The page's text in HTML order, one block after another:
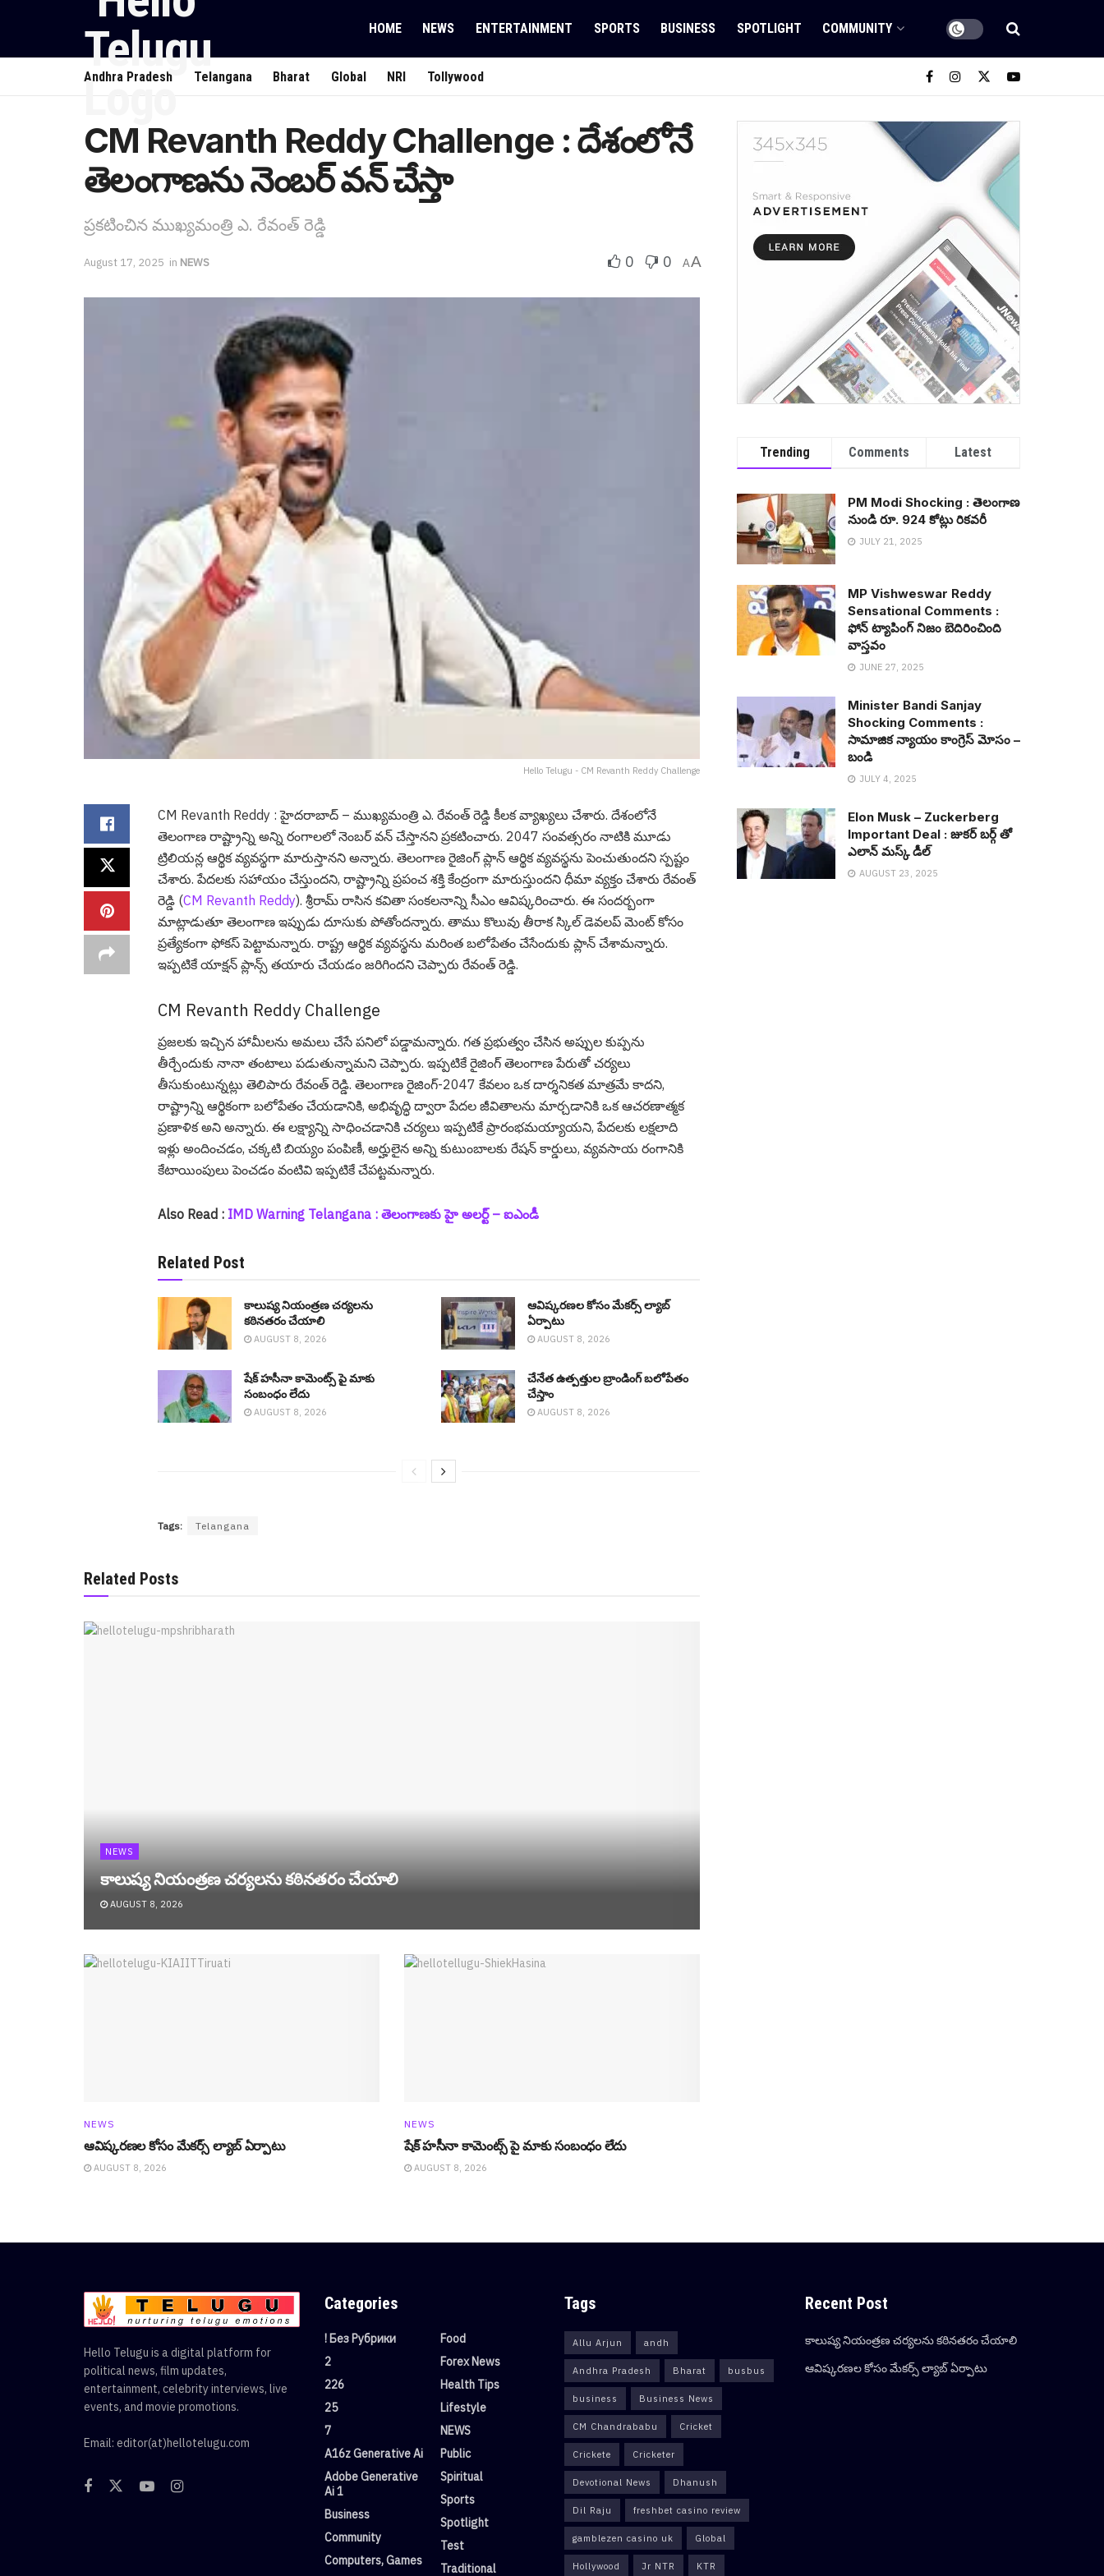
HOME NEWS ENTERTAINMENT SPORTS BUSINESS SPOTLIGHT COMMUNITY
Andhra Pradesh Telangana Bharat Global NRI Tollywood
CM Revanth Reddy Challenge : దేశంలోనే
తెలంగాణ‌ను నెంబ‌ర్ వ‌న్ చేస్తా
ప్ర‌క‌టించిన ముఖ్య‌మంత్రి ఎ. రేవంత్ రెడ్డి
August 17, 2025 in NEWS 0 0 AA
Hello Telugu - CM Revanth Reddy Challenge
CM Revanth Reddy : హైద‌రాబాద్ – ముఖ్య‌మంత్రి ఎ. రేవంత్ రెడ్డి కీల‌క వ్యాఖ్య‌లు చేశారు. దేశంలోనే
తెలంగాణ రాష్ట్రాన్ని అన్ని రంగాల‌లో నెంబ‌ర్ వ‌న్ చేస్తాన‌ని ప్ర‌క‌టించారు. 2047 సంవ‌త్స‌రం నాటికి మూడు
ట్రిలియ‌న్ల ఆర్థిక వ్య‌వ‌స్థ‌గా మారుస్తాన‌ని అన్నారు. తెలంగాణ రైజింగ్ ప్లాన్ ఆర్థిక వ్యవస్థను పెంచుతుందని స్ప‌ష్టం
చేశారు. పేదలకు సహాయం చేస్తుందని, రాష్ట్రాన్ని ప్రపంచ శక్తి కేంద్రంగా మారుస్తుందని ధీమా వ్య‌క్తం చేశారు రేవంత్
రెడ్డి (CM Revanth Reddy). శ్రీ‌రామ్ రాసిన కవితా సంక‌ల‌నాన్ని సీఎం ఆవిష్క‌రించారు. ఈ సంద‌ర్బంగా
మాట్లాడుతూ తెలంగాణ ఇప్పుడు దూసుకు పోతోంద‌న్నారు. తాము కొలువు తీరాక స్కిల్ డెవ‌ల‌ప్ మెంట్ కోసం
ప్ర‌త్యేకంగా ఫోక‌స్ పెట్టామ‌న్నారు. రాష్ట్ర ఆర్థిక వ్యవస్థను మ‌రింత బ‌లోపేతం చేసేందుకు ప్లాన్ చేశామ‌న్నారు.
ఇప్ప‌టికే యాక్ష‌న్ ప్లాన్స్ త‌యారు చేయ‌డం జ‌రిగింద‌ని చెప్పారు రేవంత్ రెడ్డి.
CM Revanth Reddy Challenge
ప్ర‌జ‌ల‌కు ఇచ్చిన హామీల‌ను అమ‌లు చేసే ప‌నిలో ప‌డ్డామ‌న్నారు. గ‌త ప్ర‌భుత్వం చేసిన అప్పుల కుప్ప‌ను
తీర్చేందుకు నానా తంటాలు ప‌డుతున్నామ‌ని చెప్పారు. ఇప్ప‌టికే రైజింగ్ తెలంగాణ పేరుతో చ‌ర్య‌లు
తీసుకుంటున్న‌ట్లు తెలిపారు రేవంత్ రెడ్డి. తెలంగాణ రైజింగ్-2047 కేవలం ఒక దార్శనికత మాత్రమే కాదని,
రాష్ట్రాన్ని ఆర్థికంగా బలోపేతం చేయడానికి, అభివృద్ధి ద్వారా పేదల జీవితాలను మార్చడానికి ఒక ఆచరణాత్మక
ప్రణాళిక అని అన్నారు. ఈ లక్ష్యాన్ని సాధించడానికి చర్యలు ఇప్పటికే ప్రారంభమయ్యాయని, పేదలకు లక్షలాది
ఇళ్లు అందించడం, చక్కటి బియ్యం పంపిణీ, అర్హులైన అన్ని కుటుంబాలకు రేషన్ కార్డులు, వ్యవసాయ రంగానికి
కేటాయింపులు పెంచడం వంటివి ఇప్ప‌టికే చేప‌ట్ట‌మ‌న్నారు.
Also Read : IMD Warning Telangana : తెలంగాణ‌కు హై అల‌ర్ట్ – ఐఎండీ
Related Post
కాలుష్య నియంత్రణ చర్యలను
కఠినతరం చేయాలి
AUGUST 8, 2026
ఆవిష్క‌ర‌ణ‌ల కోసం మేక‌ర్స్ ల్యాబ్
ఏర్పాటు
AUGUST 8, 2026
షేక్ హ‌సీనా కామెంట్స్ పై మాకు
సంబంధం లేదు
AUGUST 8, 2026
చేనేత ఉత్పత్తుల బ్రాండింగ్ బలోపేతం
చేస్తాం
AUGUST 8, 2026
Tags: Telangana
Related Posts
NEWS
కాలుష్య నియంత్రణ చర్యలను కఠినతరం చేయాలి
AUGUST 8, 2026
NEWS
ఆవిష్క‌ర‌ణ‌ల కోసం మేక‌ర్స్ ల్యాబ్ ఏర్పాటు
AUGUST 8, 2026
NEWS
షేక్ హ‌సీనా కామెంట్స్ పై మాకు సంబంధం లేదు
AUGUST 8, 2026
Trending Comments Latest
PM Modi Shocking : తెలంగాణ
నుండి రూ. 924 కోట్లు రిక‌వ‌రీ
JULY 21, 2025
MP Vishweswar Reddy
Sensational Comments :
ఫోన్ ట్యాపింగ్ నిజం బెదిరించింది
వాస్త‌వం
JUNE 27, 2025
Minister Bandi Sanjay
Shocking Comments :
సామాజిక న్యాయం కాంగ్రెస్ మోసం –
బండి
JULY 4, 2025
Elon Musk – Zuckerberg
Important Deal : జుక‌ర్ బ‌ర్గ్ తో
ఎలాన్ మ‌స్క్ డీల్
AUGUST 23, 2025
Hello Telugu is a digital platform for
political news, film updates,
entertainment, celebrity interviews, live
events, and movie promotions.
Email: editor(at)hellotelugu.com
Categories
! Без Рубрики
2
226
25
7
A16z Generative Ai
Adobe Generative
Ai 1
Business
Community
Computers, Games
Food
Forex News
Health Tips
Lifestyle
NEWS
Public
Spiritual
Sports
Spotlight
Test
Traditional
Tags
Allu Arjun andh
Andhra Pradesh Bharat busbus
business Business News
CM Chandrababu Cricket
Crickete Cricketer
Devotional News Dhanush
Dil Raju freshbet casino review
gamblezen casino uk Global
Hollywood Jr NTR KTR
Recent Post
కాలుష్య నియంత్రణ చర్యలను కఠినతరం చేయాలి
ఆవిష్క‌ర‌ణ‌ల కోసం మేక‌ర్స్ ల్యాబ్ ఏర్పాటు